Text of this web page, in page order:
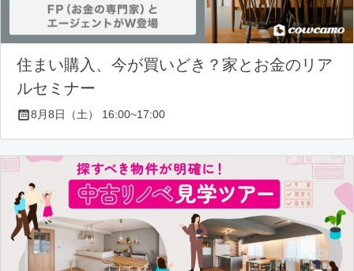
住まい購入、今が買いどき？家とお金のリア
ルセミナー
8月8日（土） 16:00~17:00